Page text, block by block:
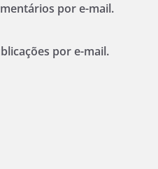
por e-mail.
por e-mail.